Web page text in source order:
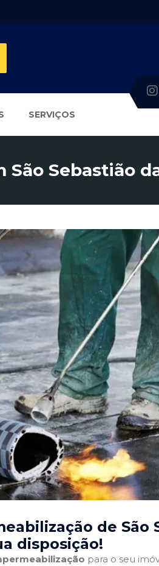
SERVIÇOS
Sebastião
de São
disposição!
para o seu